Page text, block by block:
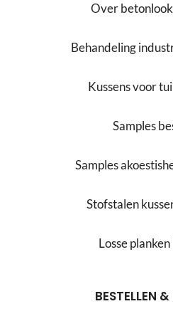
Over
Behandeling
Kussens voor
Samples
Samples
Stofstalen
Losse
BESTELLEN